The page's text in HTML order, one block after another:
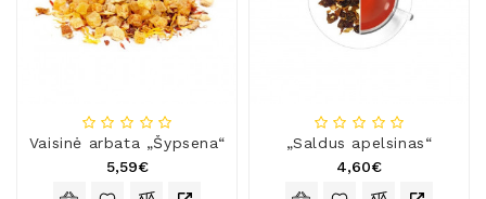
Vaisinė arbata „Šypsena“
5,59€
„Saldus apelsinas“
4,60€